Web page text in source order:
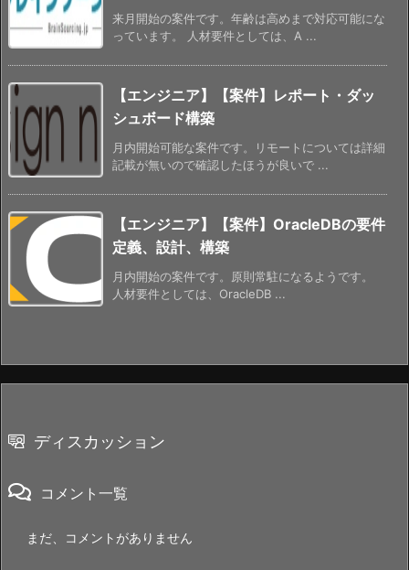
来月開始の案件です。年齢は高めまで対応可能にな
っています。 人材要件としては、A ...
【エンジニア】【案件】レポート・ダッ
シュボード構築
月内開始可能な案件です。リモートについては詳細
記載が無いので確認したほうが良いで ...
【エンジニア】【案件】OracleDBの要件
定義、設計、構築
月内開始の案件です。原則常駐になるようです。
人材要件としては、OracleDB ...
ディスカッション
コメント一覧
まだ、コメントがありません